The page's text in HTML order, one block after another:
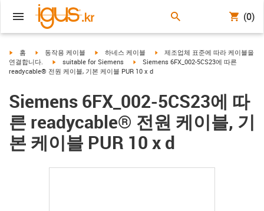
(0)
igus-icon-arrow-right
홈 igus-icon-arrow-right
동작용 케이블 igus-icon-arrow-right
하네스 케이블 igus-icon-arrow-right
제조업체 표준에 따라 케이블을
연결합니다.
igus-icon-arrow-right
suitable for Siemens igus-icon-arrow-right
Siemens 6FX_002-5CS23에 따른
readycable® 전원 케이블, 기본 케이블 PUR 10 x d
Siemens 6FX_002-5CS23에 따
른 readycable® 전원 케이블, 기
본 케이블 PUR 10 x d